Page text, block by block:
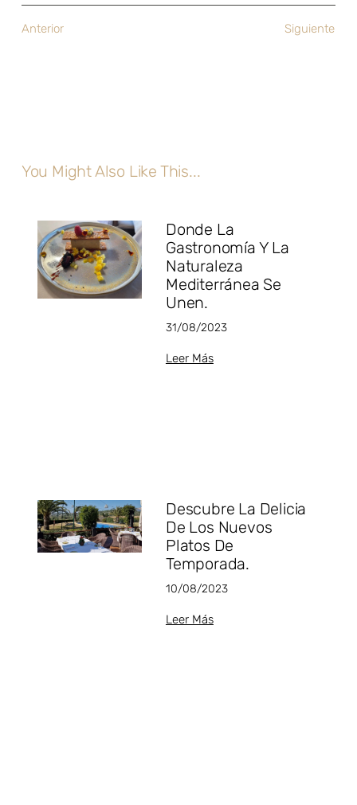
Anterior Siguiente
You Might Also Like This...
Donde La
Gastronomía Y La
Naturaleza
Mediterránea Se
Unen⁣.
31/08/2023
Leer Más
Descubre La Delicia
De Los Nuevos
Platos De
Temporada.⁣
10/08/2023
Leer Más